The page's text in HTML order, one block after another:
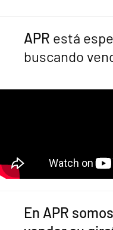
APR está
buscando
En APR